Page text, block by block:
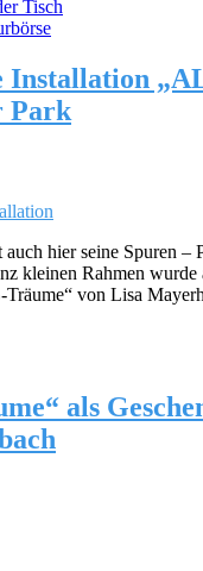
Tisch
Installation
Park
hier seine Spuren –
kleinen Rahmen
von Lisa
als